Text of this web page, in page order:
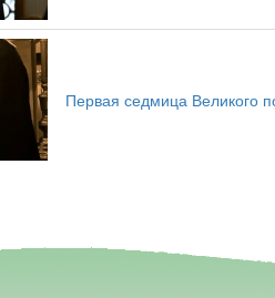
Первая седмица Великого